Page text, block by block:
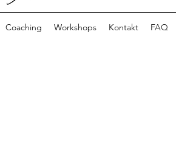
Coaching Workshops Kontakt FAQ